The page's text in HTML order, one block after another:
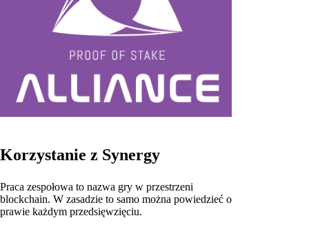
Korzystanie z Synergy
Praca zespołowa to nazwa gry w przestrzeni
blockchain. W zasadzie to samo można powiedzieć o
prawie każdym przedsięwzięciu.